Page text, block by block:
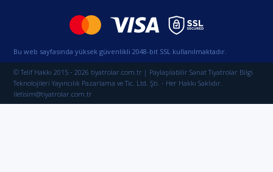
Bu web sayfasında yüksek güvenlikli 2048-bit SSL kullanılmaktadır.
© Telif Hakkı 2015 - 2026 tiyatrolar.com.tr | Paylaşılabilir Sanat Tiyatrolar Bilgi
Teknolojileri Yayıncılık Pazarlama ve Tic. Ltd. Şti. - Her Hakkı Saklıdır.
iletisim@tiyatrolar.com.tr